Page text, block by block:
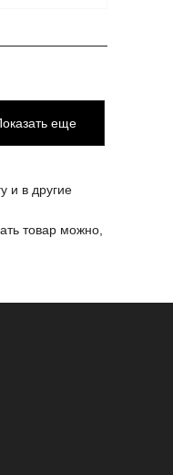
еще
и в другие
товар можно,